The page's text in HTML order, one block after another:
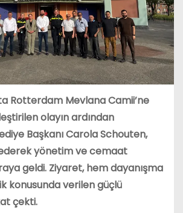
Rotterdam Mevlana Camii’ne
olayın ardından
Başkanı Carola Schouten,
yönetim ve cemaat
geldi. Ziyaret, hem dayanışma
konusunda verilen güçlü
çekti.